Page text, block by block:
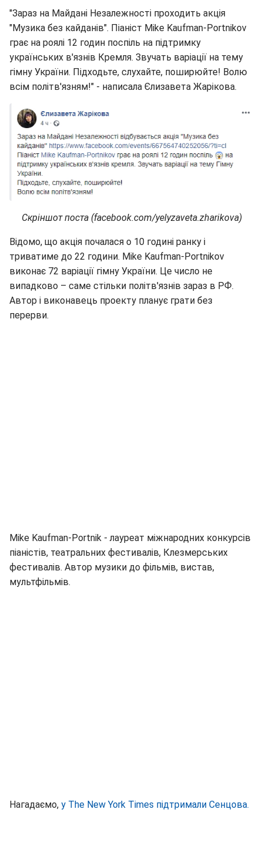
"Зараз на Майдані Незалежності проходить акція
"Музика без кайданів". Піаніст Mike Kaufman-Portnikov
грає на роялі 12 годин поспіль на підтримку
українських в'язнів Кремля. Звучать варіації на тему
гімну України. Підходьте, слухайте, поширюйте! Волю
всім політв'язням!" - написала Єлизавета Жарікова.
Скріншот поста (facebook.com/yelyzaveta.zharikova)
Відомо, що акція почалася о 10 годині ранку і
триватиме до 22 години. Mike Kaufman-Portnikov
виконає 72 варіації гімну України. Це число не
випадково – саме стільки політв'язнів зараз в РФ.
Автор і виконавець проекту планує грати без
перерви.
Mike Kaufman-Portnik - лауреат міжнародних конкурсів
піаністів, театральних фестивалів, Клезмерських
фестивалів. Автор музики до фільмів, вистав,
мультфільмів.
Нагадаємо, у The New York Times підтримали Сенцова.